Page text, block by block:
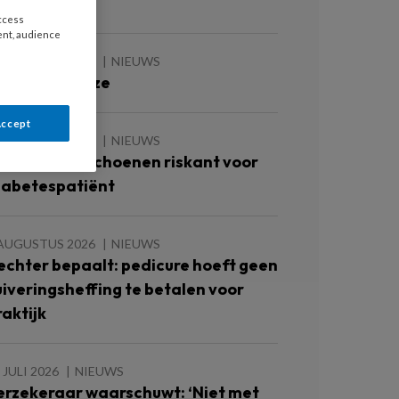
NIEUWS
zomer is roze
2026 NIEUWS
te grote schoenen riskant voor
2026 NIEUWS
bepaalt: pedicure hoeft geen
te betalen voor
JULI 2026 NIEUWS
waarschuwt: ‘Niet met
audience